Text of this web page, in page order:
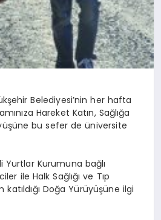
Belediyesi’nin her hafta
Hareket Katın, Sağlığa
bu sefer de üniversite
Kurumuna bağlı
ile Halk Sağlığı ve Tıp
Doğa Yürüyüşüne ilgi